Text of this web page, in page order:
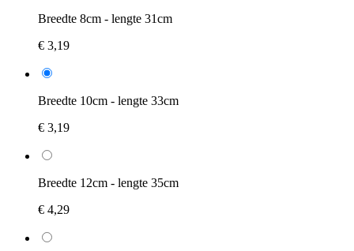
Breedte 8cm - lengte 31cm
€ 3,19
Breedte 10cm - lengte 33cm
€ 3,19
Breedte 12cm - lengte 35cm
€ 4,29